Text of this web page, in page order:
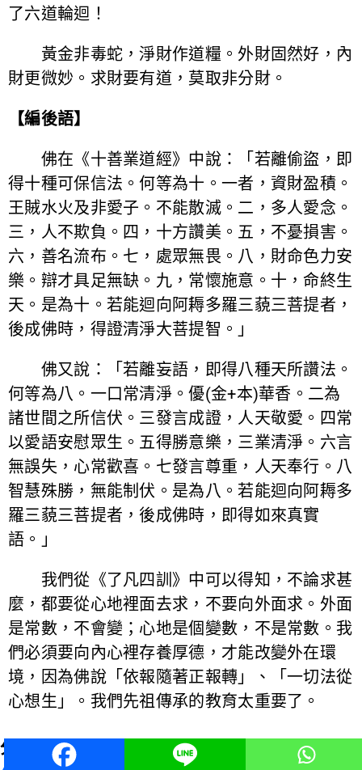
了六道輪迴！
黃金非毒蛇，淨財作道糧。外財固然好，內
財更微妙。求財要有道，莫取非分財。
【編後語】
佛在《十善業道經》中說：「若離偷盜，即
得十種可保信法。何等為十。一者，資財盈積。
王賊水火及非愛子。不能散滅。二，多人愛念。
三，人不欺負。四，十方讚美。五，不憂損害。
六，善名流布。七，處眾無畏。八，財命色力安
樂。辯才具足無缺。九，常懷施意。十，命終生
天。是為十。若能迴向阿耨多羅三藐三菩提者，
後成佛時，得證清淨大菩提智。」
佛又說：「若離妄語，即得八種天所讚法。
何等為八。一口常清淨。優(金+本)華香。二為
諸世間之所信伏。三發言成證，人天敬愛。四常
以愛語安慰眾生。五得勝意樂，三業清淨。六言
無誤失，心常歡喜。七發言尊重，人天奉行。八
智慧殊勝，無能制伏。是為八。若能迴向阿耨多
羅三藐三菩提者，後成佛時，即得如來真實
語。」
我們從《了凡四訓》中可以得知，不論求甚
麼，都要從心地裡面去求，不要向外面求。外面
是常數，不會變；心地是個變數，不是常數。我
們必須要向內心裡存養厚德，才能改變外在環
境，因為佛說「依報隨著正報轉」、「一切法從
心想生」。我們先祖傳承的教育太重要了。
分享至：